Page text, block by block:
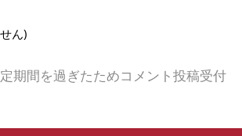
ん)
期間を過ぎたためコメント投稿受付